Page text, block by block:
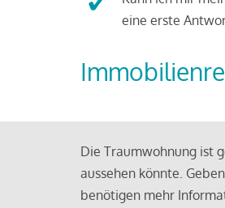
eine erste
Die Traumwohnung ist
aussehen könnte.
benötigen mehr